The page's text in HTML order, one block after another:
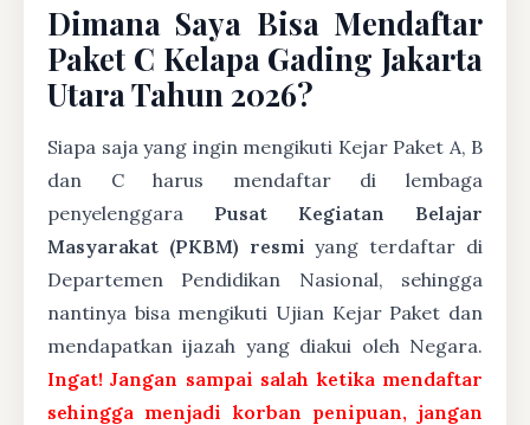
Dimana Saya Bisa Mendaftar
Paket C Kelapa Gading Jakarta
Utara Tahun 2026?
Siapa saja yang ingin mengikuti Kejar Paket A, B
dan C harus mendaftar di lembaga
penyelenggara Pusat Kegiatan Belajar
Masyarakat (PKBM) resmi yang terdaftar di
Departemen Pendidikan Nasional, sehingga
nantinya bisa mengikuti Ujian Kejar Paket dan
mendapatkan ijazah yang diakui oleh Negara.
Ingat! Jangan sampai salah ketika mendaftar
sehingga menjadi korban penipuan, jangan